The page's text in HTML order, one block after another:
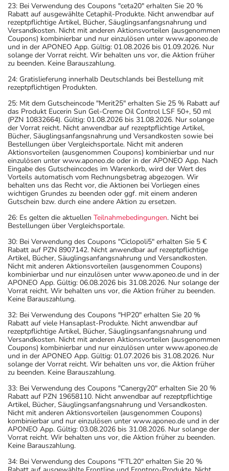
23: Bei Verwendung des Coupons "ceta20" erhalten Sie 20 %
Rabatt auf ausgewählte Cetaphil-Produkte. Nicht anwendbar auf
rezeptpflichtige Artikel, Bücher, Säuglingsanfangsnahrung und
Versandkosten. Nicht mit anderen Aktionsvorteilen (ausgenommen
Coupons) kombinierbar und nur einzulösen unter www.aponeo.de
und in der APONEO App. Gültig: 01.08.2026 bis 01.09.2026. Nur
solange der Vorrat reicht. Wir behalten uns vor, die Aktion früher
zu beenden. Keine Barauszahlung.
24: Gratislieferung innerhalb Deutschlands bei Bestellung mit
rezeptpflichtigen Produkten.
25: Mit dem Gutscheincode "Merit25" erhalten Sie 25 % Rabatt auf
das Produkt Eucerin Sun Gel-Creme Oil Control LSF 50+, 50 ml
(PZN 10832664). Gültig: 01.08.2026 bis 31.08.2026. Nur solange
der Vorrat reicht. Nicht anwendbar auf rezeptpflichtige Artikel,
Bücher, Säuglingsanfangsnahrung und Versandkosten sowie bei
Bestellungen über Vergleichsportale. Nicht mit anderen
Aktionsvorteilen (ausgenommen Coupons) kombinierbar und nur
einzulösen unter www.aponeo.de oder in der APONEO App. Nach
Eingabe des Gutscheincodes im Warenkorb, wird der Wert des
Vorteils automatisch vom Rechnungsbetrag abgezogen. Wir
behalten uns das Recht vor, die Aktionen bei Vorliegen eines
wichtigen Grundes zu beenden oder ggf. mit einem anderen
Gutschein bzw. durch eine andere Aktion zu ersetzen.
26: Es gelten die aktuellen Teilnahmebedingungen. Nicht bei
Bestellungen über Vergleichsportale.
30: Bei Verwendung des Coupons "Ciclopoli5" erhalten Sie 5 €
Rabatt auf PZN 8907142. Nicht anwendbar auf rezeptpflichtige
Artikel, Bücher, Säuglingsanfangsnahrung und Versandkosten.
Nicht mit anderen Aktionsvorteilen (ausgenommen Coupons)
kombinierbar und nur einzulösen unter www.aponeo.de und in der
APONEO App. Gültig: 06.08.2026 bis 31.08.2026. Nur solange der
Vorrat reicht. Wir behalten uns vor, die Aktion früher zu beenden.
Keine Barauszahlung.
32: Bei Verwendung des Coupons "HP20" erhalten Sie 20 %
Rabatt auf viele Hansaplast-Produkte. Nicht anwendbar auf
rezeptpflichtige Artikel, Bücher, Säuglingsanfangsnahrung und
Versandkosten. Nicht mit anderen Aktionsvorteilen (ausgenommen
Coupons) kombinierbar und nur einzulösen unter www.aponeo.de
und in der APONEO App. Gültig: 01.07.2026 bis 31.08.2026. Nur
solange der Vorrat reicht. Wir behalten uns vor, die Aktion früher
zu beenden. Keine Barauszahlung.
33: Bei Verwendung des Coupons "Canergy20" erhalten Sie 20 %
Rabatt auf PZN 19658110. Nicht anwendbar auf rezeptpflichtige
Artikel, Bücher, Säuglingsanfangsnahrung und Versandkosten.
Nicht mit anderen Aktionsvorteilen (ausgenommen Coupons)
kombinierbar und nur einzulösen unter www.aponeo.de und in der
APONEO App. Gültig: 03.08.2026 bis 31.08.2026. Nur solange der
Vorrat reicht. Wir behalten uns vor, die Aktion früher zu beenden.
Keine Barauszahlung.
34: Bei Verwendung des Coupons "FTL20" erhalten Sie 20 %